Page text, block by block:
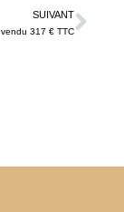
SUIVANT
317 € TTC